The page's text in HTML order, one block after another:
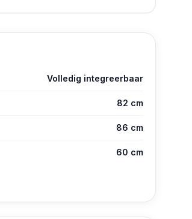
Volledig integreerbaar
82 cm
86 cm
60 cm